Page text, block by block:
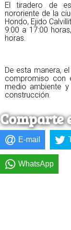
El tiradero de
nororiente de la
Hondo, Ejido
9:00 a 17:00
horas.
De esta manera,
compromiso con
medio ambiente
construcción.
Comparte
E-mail
WhatsApp